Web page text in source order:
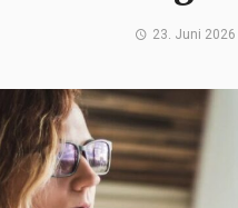
23. Juni 2026